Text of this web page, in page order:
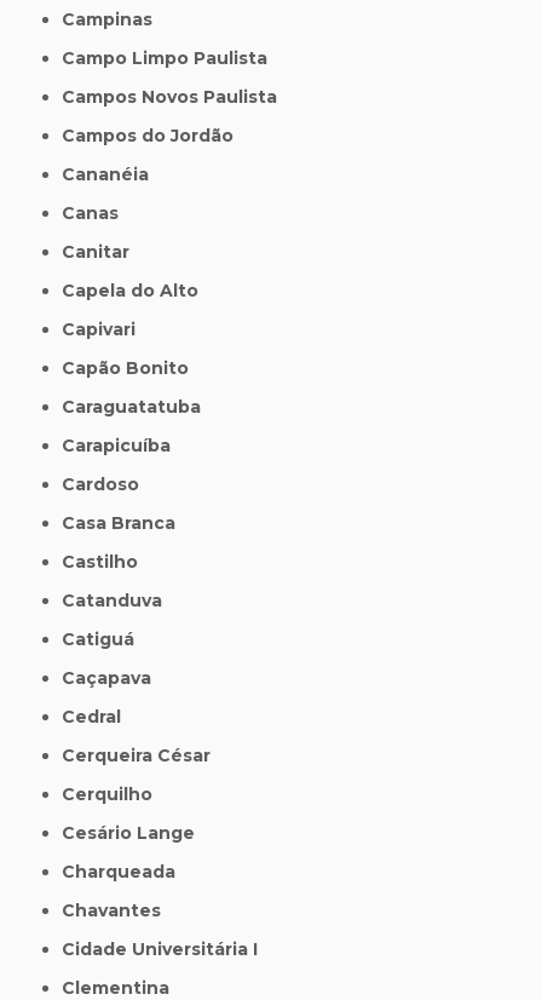
Campinas
Campo Limpo Paulista
Campos Novos Paulista
Campos do Jordão
Cananéia
Canas
Canitar
Capela do Alto
Capivari
Capão Bonito
Caraguatatuba
Carapicuíba
Cardoso
Casa Branca
Castilho
Catanduva
Catiguá
Caçapava
Cedral
Cerqueira César
Cerquilho
Cesário Lange
Charqueada
Chavantes
Cidade Universitária I
Clementina